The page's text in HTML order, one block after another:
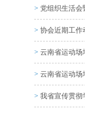
> 党组织生活会
> 协会近期工作
> 云南省运动场
> 云南省运动场
> 我省宣传贯彻